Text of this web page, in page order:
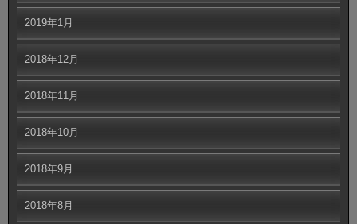
2019年1月
2018年12月
2018年11月
2018年10月
2018年9月
2018年8月